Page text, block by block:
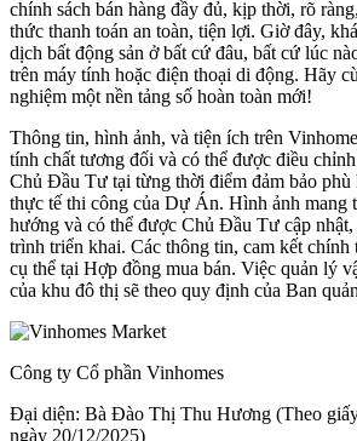
chính sách bán hàng đầy đủ, kịp thời, rõ
thức thanh toán an toàn, tiện lợi. Giờ đây,
dịch bất động sản ở bất cứ đâu, bất cứ lúc
trên máy tính hoặc điện thoại di động. Hãy
nghiệm một nền tảng số hoàn toàn mới!
Thông tin, hình ảnh, và tiện ích trên
tính chất tương đối và có thể được điều
Chủ Đầu Tư tại từng thời điểm đảm bảo phù
thực tế thi công của Dự Án. Hình ảnh mang
hướng và có thể được Chủ Đầu Tư cập nhật,
trình triển khai. Các thông tin, cam kết chính
cụ thể tại Hợp đồng mua bán. Việc quản lý
của khu đô thị sẽ theo quy định của Ban
Công ty Cổ phần Vinhomes
Đại diện: Bà Đào Thị Thu Hương (Theo
ngày 20/12/2025)